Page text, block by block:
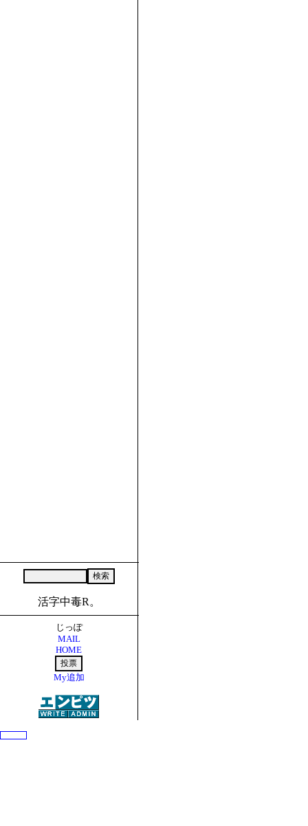
活字中毒R。
じっぽ
MAIL
HOME
My追加